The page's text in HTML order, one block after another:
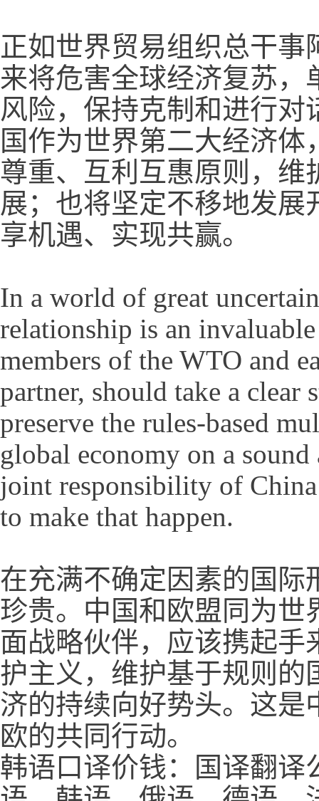
正如世界贸易组织总干
来将危害全球经济复苏
风险，保持克制和进行
国作为世界第二大经济
尊重、互利互惠原则，维
展；也将坚定不移地发
享机遇、实现共赢。
In a world of great
relationship is an
members of the WTO and
partner, should take a
preserve the rules-based
global economy on a
joint responsibility of China
to make that happen.
在充满不确定因素的国际
珍贵。中国和欧盟同为世
面战略伙伴，应该携起
护主义，维护基于规则的
济的持续向好势头。这是
欧的共同行动。
韩语口译价钱：国译翻译